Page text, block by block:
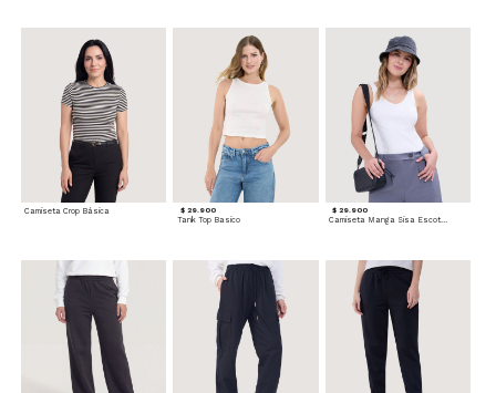
Camiseta Crop Básica $ 29.900
Tank Top Basico
$ 29.900